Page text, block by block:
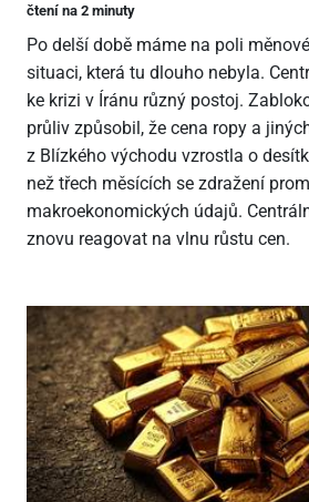
čtení na 2 minuty
Po delší době máme na poli
situaci, která tu dlouho nebyla.
ke krizi v Íránu různý postoj.
průliv způsobil, že cena ropy a
z Blízkého východu vzrostla o
než třech měsících se zdražení
makroekonomických údajů.
znovu reagovat na vlnu růstu cen.